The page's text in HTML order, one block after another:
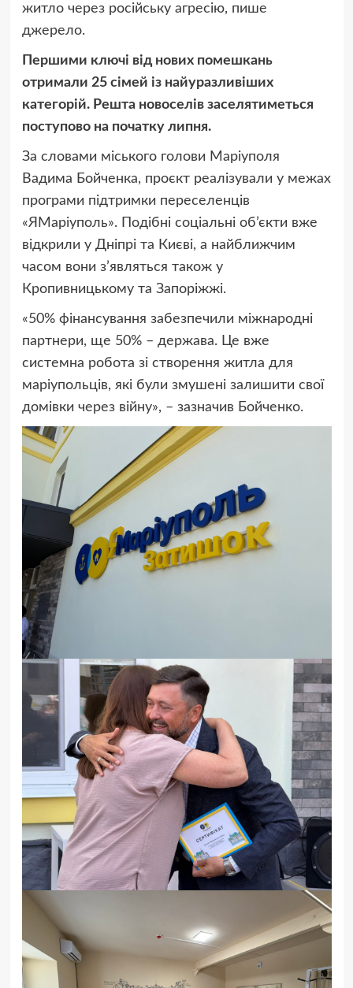
житло через російську агресію, пише
джерело.
Першими ключі від нових помешкань
отримали 25 сімей із найуразливіших
категорій. Решта новоселів заселятиметься
поступово на початку липня.
За словами міського голови Маріуполя
Вадима Бойченка, проєкт реалізували у межах
програми підтримки переселенців
«ЯМаріуполь». Подібні соціальні об’єкти вже
відкрили у Дніпрі та Києві, а найближчим
часом вони з’являться також у
Кропивницькому та Запоріжжі.
«50% фінансування забезпечили міжнародні
партнери, ще 50% – держава. Це вже
системна робота зі створення житла для
маріупольців, які були змушені залишити свої
домівки через війну», – зазначив Бойченко.